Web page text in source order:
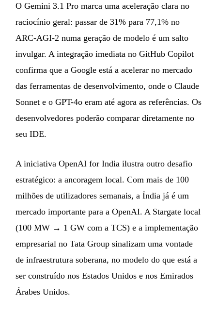
O Gemini 3.1 Pro marca uma aceleração clara no
raciocínio geral: passar de 31% para 77,1% no
ARC-AGI-2 numa geração de modelo é um salto
invulgar. A integração imediata no GitHub Copilot
confirma que a Google está a acelerar no mercado
das ferramentas de desenvolvimento, onde o Claude
Sonnet e o GPT-4o eram até agora as referências. Os
desenvolvedores poderão comparar diretamente no
seu IDE.
A iniciativa OpenAI for India ilustra outro desafio
estratégico: a ancoragem local. Com mais de 100
milhões de utilizadores semanais, a Índia já é um
mercado importante para a OpenAI. A Stargate local
(100 MW → 1 GW com a TCS) e a implementação
empresarial no Tata Group sinalizam uma vontade
de infraestrutura soberana, no modelo do que está a
ser construído nos Estados Unidos e nos Emirados
Árabes Unidos.